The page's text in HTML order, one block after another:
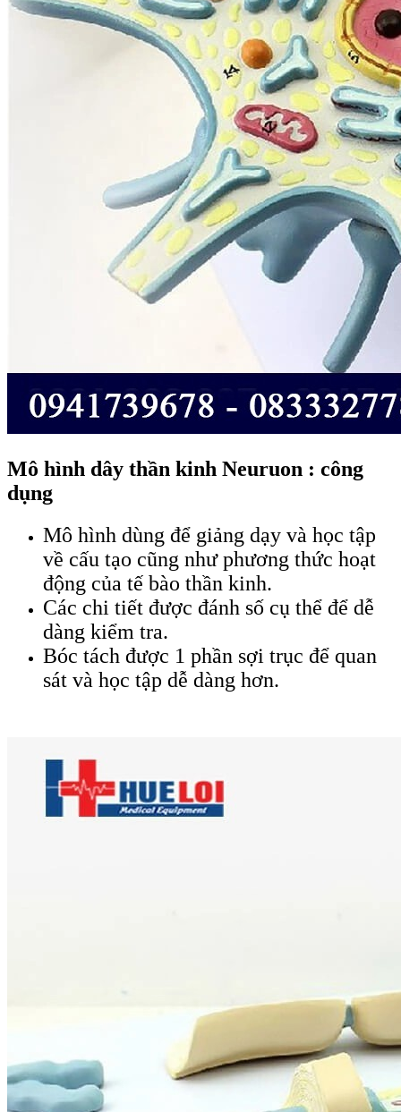
Mô hình dây thần kinh Neuruon : công
dụng
Mô hình dùng để giảng dạy và học tập
về cấu tạo cũng như phương thức hoạt
động của tế bào thần kinh.
Các chi tiết được đánh số cụ thể để dễ
dàng kiểm tra.
Bóc tách được 1 phần sợi trục để quan
sát và học tập dễ dàng hơn.